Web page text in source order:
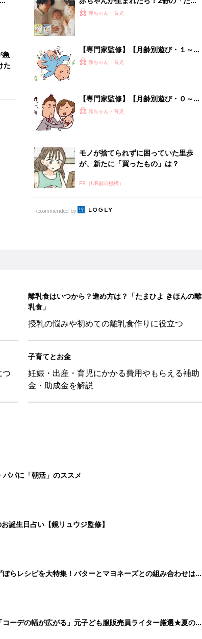
急
た
ひよ」
赤ちゃん・育児
【専門家監修】【月齢別遊び・１～２
カ月ごろ】 「体にタッチ」や「見
赤ちゃん・育児
【専門家監修】【月齢別遊び・０～１
カ月ごろ】 たくさん語りかけなが
赤ちゃん・育児
モノが捨てられずに困っていた里歩
が、新たに「買ったもの」は？
PR（UR都市機構）
Recommended by
離乳食はいつから？進め方は？「たまひよ きほんの離
乳食」
授乳の悩みや初めての離乳食作りに役立つ
つ
子育てとお金
妊娠・出産・育児にかかる費用やもらえる補助
金・助成金を解説
パに「朝活」のススメ
誕生日占い【鏡リュウジ監修】
らレシピを大特集！バターとマヨネーズとの組み合わせは栄
ーデの幅が広がる」元子ども服販売員ライター厳選★夏のバ